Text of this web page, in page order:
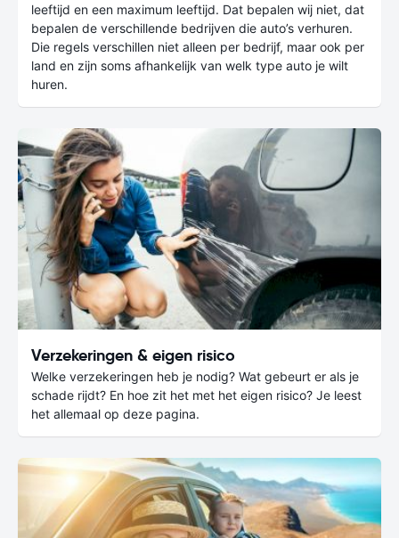
leeftijd en een maximum leeftijd. Dat bepalen wij niet, dat
bepalen de verschillende bedrijven die auto’s verhuren.
Die regels verschillen niet alleen per bedrijf, maar ook per
land en zijn soms afhankelijk van welk type auto je wilt
huren.
Verzekeringen & eigen risico
Welke verzekeringen heb je nodig? Wat gebeurt er als je
schade rijdt? En hoe zit het met het eigen risico? Je leest
het allemaal op deze pagina.